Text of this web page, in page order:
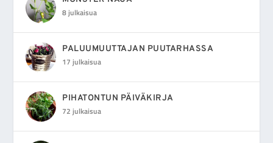
8 julkaisua
PALUUMUUTTAJAN PUUTARHASSA
17 julkaisua
PIHATONTUN PÄIVÄKIRJA
72 julkaisua